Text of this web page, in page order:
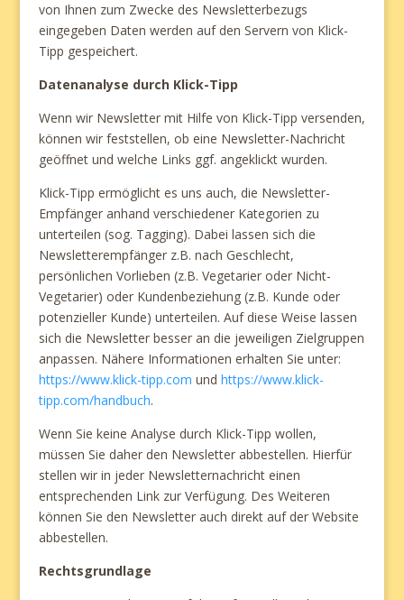
von Ihnen zum Zwecke des Newsletterbezugs
eingegeben Daten werden auf den Servern von Klick-
Tipp gespeichert.
Datenanalyse durch Klick-Tipp
Wenn wir Newsletter mit Hilfe von Klick-Tipp versenden,
können wir feststellen, ob eine Newsletter-Nachricht
geöffnet und welche Links ggf. angeklickt wurden.
Klick-Tipp ermöglicht es uns auch, die Newsletter-
Empfänger anhand verschiedener Kategorien zu
unterteilen (sog. Tagging). Dabei lassen sich die
Newsletterempfänger z.B. nach Geschlecht,
persönlichen Vorlieben (z.B. Vegetarier oder Nicht-
Vegetarier) oder Kundenbeziehung (z.B. Kunde oder
potenzieller Kunde) unterteilen. Auf diese Weise lassen
sich die Newsletter besser an die jeweiligen Zielgruppen
anpassen. Nähere Informationen erhalten Sie unter:
https://www.klick-tipp.com und https://www.klick-
tipp.com/handbuch.
Wenn Sie keine Analyse durch Klick-Tipp wollen,
müssen Sie daher den Newsletter abbestellen. Hierfür
stellen wir in jeder Newsletternachricht einen
entsprechenden Link zur Verfügung. Des Weiteren
können Sie den Newsletter auch direkt auf der Website
abbestellen.
Rechtsgrundlage